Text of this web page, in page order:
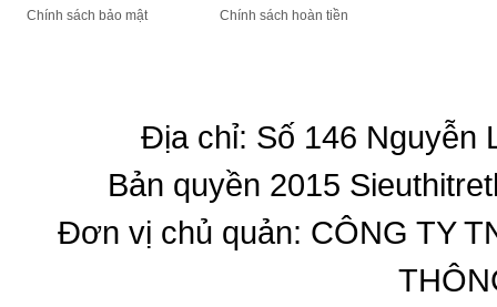
Chính sách bảo mật
Chính sách hoàn tiền
Địa chỉ: Số 146 Nguyễn
Bản quyền 2015
Đơn vị chủ quản: CÔNG TY